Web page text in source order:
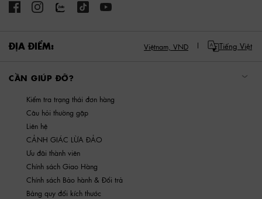
ĐỊA ĐIỂM: Việtnam, VND Tiếng Việt
CẦN GIÚP ĐỠ?
Kiểm tra trạng thái đơn hàng
Câu hỏi thường gặp
Liên hệ
CẢNH GIÁC LỪA ĐẢO
Ưu đãi thành viên
Chính sách Giao Hàng
Chính sách Bảo hành & Đổi trả
Bảng quy đổi kích thước